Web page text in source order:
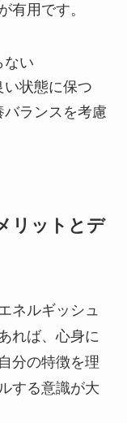
有用です。
ない
状態に保つ
ランスを考慮
リットとデ
ネルギッシュ
れば、心身に
分の特徴を理
する意識が大